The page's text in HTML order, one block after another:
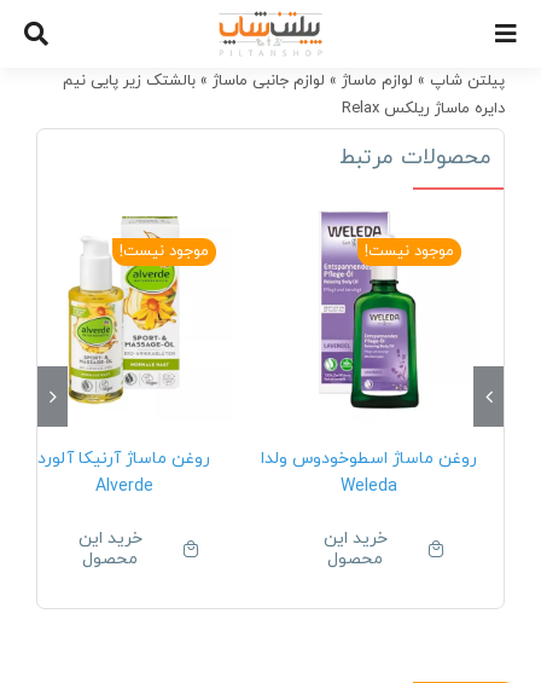
contentپیلتن شاپ » لوازم ماساژ » لوازم جانبی ماساژ » بالشتک زیر پایی نیم
دایره ماساژ ریلکس Relax
محصولات مرتبط
موجود نیست!
روغن ماساژ اسطوخودوس ولدا
Weleda
خرید این
محصول
موجود نیست!
روغن ماساژ آرنیکا آلورد
Alverde
خرید این
محصول